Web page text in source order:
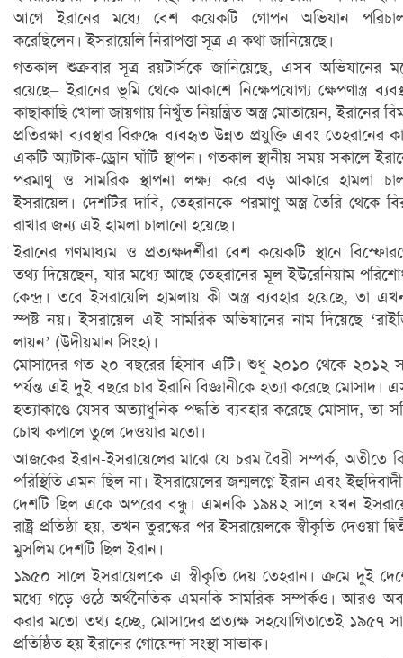
আগে ইরানের মধ্যে বেশ কয়েকটি গোপন অভিযান
করেছিলেন। ইসরায়েলি নিরাপত্তা সূত্র এ কথা জানিয়েছে।
গতকাল শুক্রবার সূত্র রয়টার্সকে জানিয়েছে, এসব অভিযানের
রয়েছে– ইরানের ভূমি থেকে আকাশে নিক্ষেপযোগ্য ক্ষেপণাস্ত্র
কাছাকাছি খোলা জায়গায় নিখুঁত নিয়ন্ত্রিত অস্ত্র মোতায়েন, ইরানের
প্রতিরক্ষা ব্যবস্থার বিরুদ্ধে ব্যবহৃত উন্নত প্রযুক্তি এবং তেহরানের
একটি অ্যাটাক-ড্রোন ঘাঁটি স্থাপন। গতকাল স্থানীয় সময় সকালে
পরমাণু ও সামরিক স্থাপনা লক্ষ্য করে বড় আকারে হামলা
ইসরায়েল। দেশটির দাবি, তেহরানকে পরমাণু অস্ত্র তৈরি থেকে
রাখার জন্য এই হামলা চালানো হয়েছে।
ইরানের গণমাধ্যম ও প্রত্যক্ষদর্শীরা বেশ কয়েকটি স্থানে
তথ্য দিয়েছেন, যার মধ্যে আছে তেহরানের মূল ইউরেনিয়াম
কেন্দ্র। তবে ইসরায়েলি হামলায় কী অস্ত্র ব্যবহার হয়েছে, তা
স্পষ্ট নয়। ইসরায়েল এই সামরিক অভিযানের নাম দিয়েছে
লায়ন’ (উদীয়মান সিংহ)।
মোসাদের গত ২০ বছরের হিসাব এটি। শুধু ২০১০ থেকে ২০১২
পর্যন্ত এই দুই বছরে চার ইরানি বিজ্ঞানীকে হত্যা করেছে মোসাদ।
হত্যাকাণ্ডে যেসব অত্যাধুনিক পদ্ধতি ব্যবহার করেছে মোসাদ, তা
চোখ কপালে তুলে দেওয়ার মতো।
আজকের ইরান-ইসরায়েলের মাঝে যে চরম বৈরী সম্পর্ক, অতীতে
পরিস্থিতি এমন ছিল না। ইসরায়েলের জন্মলগ্নে ইরান এবং
দেশটি ছিল একে অপরের বন্ধু। এমনকি ১৯৪২ সালে যখন
রাষ্ট্র প্রতিষ্ঠা হয়, তখন তুরস্কের পর ইসরায়েলকে স্বীকৃতি দেওয়া
মুসলিম দেশটি ছিল ইরান।
১৯৫০ সালে ইসরায়েলকে এ স্বীকৃতি দেয় তেহরান। ক্রমে দুই
মধ্যে গড়ে ওঠে অর্থনৈতিক এমনকি সামরিক সম্পর্কও। আরও
করার মতো তথ্য হচ্ছে, মোসাদের প্রত্যক্ষ সহযোগিতাতেই ১৯৫৭
প্রতিষ্ঠিত হয় ইরানের গোয়েন্দা সংস্থা সাভাক।